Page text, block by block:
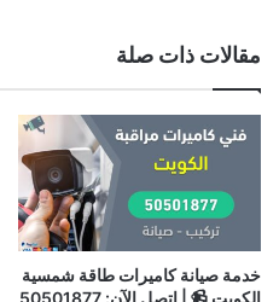
مقالات ذات صلة
خدمة صيانة كاميرات طاقة شمسية